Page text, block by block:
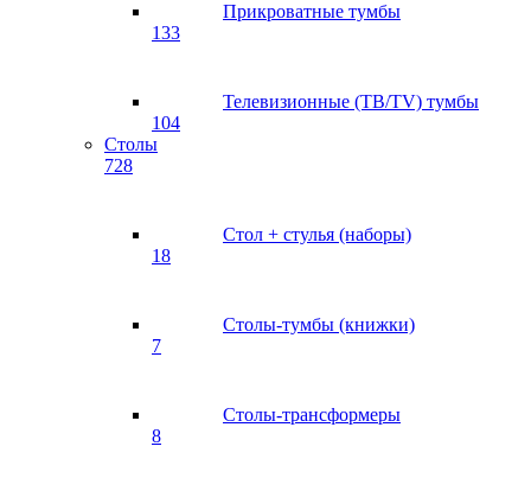
Прикроватные тумбы
133
Телевизионные (ТВ/TV) тумбы
104
Столы
728
Стол + стулья (наборы)
18
Столы-тумбы (книжки)
7
Столы-трансформеры
8